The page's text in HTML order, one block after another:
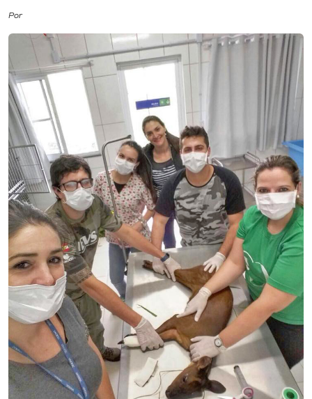
Biblioteca
Editora
Rádio
Museu
Unoesc
Store
Selecione
o idioma
A+
A-
Por